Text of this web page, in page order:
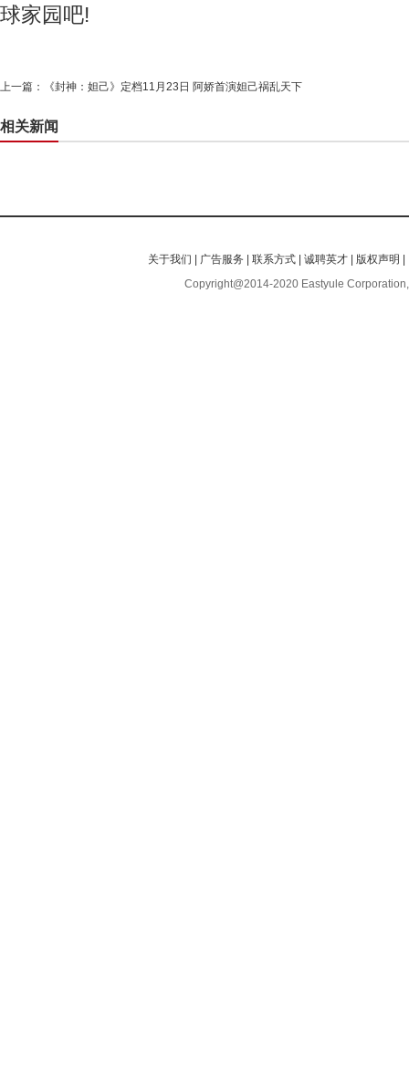
球家园吧!
上一篇： 《封神：妲己》定档11月23日 阿娇首演妲己祸乱天下
相关新闻
关于我们 广告服务 |联系方式 |诚聘英才 版权声明
Copyright@2014-2020 Eastyule